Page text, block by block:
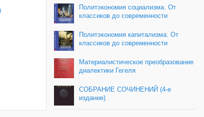
Политэкономия социализма. От
классиков до современности
Политэкономия капитализма. От
классиков до современности
Материалистическое преобразование
диалектики Гегеля
СОБРАНИЕ СОЧИНЕНИЙ (4-е
издание)